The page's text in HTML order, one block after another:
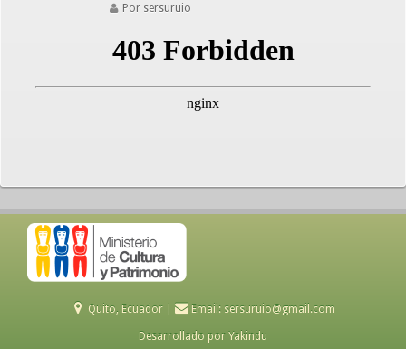
Por sersuruio
Quito, Ecuador | Email: sersuruio@gmail.com
Desarrollado por Yakindu